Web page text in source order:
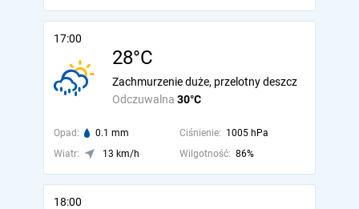
17:00
28°C
Odczuwalna 30°C
Zachmurzenie duże, przelotny deszcz
Opad: 0.1 mm Ciśnienie: 1005 hPa
Wiatr:
13 km/h Wilgotność: 86%
18:00